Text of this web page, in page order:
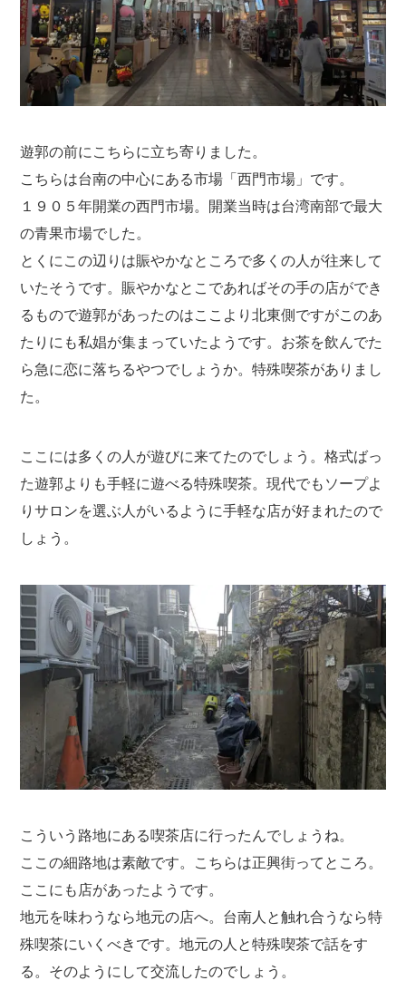
遊郭の前にこちらに立ち寄りました。
こちらは台南の中心にある市場「西門市場」です。
１９０５年開業の西門市場。開業当時は台湾南部で最大
の青果市場でした。
とくにこの辺りは賑やかなところで多くの人が往来して
いたそうです。賑やかなとこであればその手の店ができ
るもので遊郭があったのはここより北東側ですがこのあ
たりにも私娼が集まっていたようです。お茶を飲んでた
ら急に恋に落ちるやつでしょうか。特殊喫茶がありまし
た。
ここには多くの人が遊びに来てたのでしょう。格式ばっ
た遊郭よりも手軽に遊べる特殊喫茶。現代でもソープよ
りサロンを選ぶ人がいるように手軽な店が好まれたので
しょう。
こういう路地にある喫茶店に行ったんでしょうね。
ここの細路地は素敵です。こちらは正興街ってところ。
ここにも店があったようです。
地元を味わうなら地元の店へ。台南人と触れ合うなら特
殊喫茶にいくべきです。地元の人と特殊喫茶で話をす
る。そのようにして交流したのでしょう。